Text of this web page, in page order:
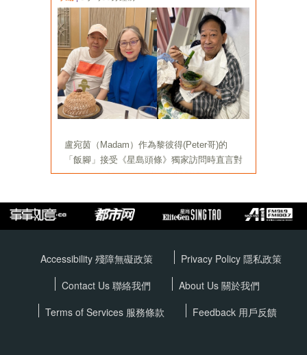
Accessibility 殘障無礙政策 Privacy Policy 隱私政策
Contact Us 聯絡我們
About Us 關於我們
Terms of Services 服務條款 Feedback 用戶反饋